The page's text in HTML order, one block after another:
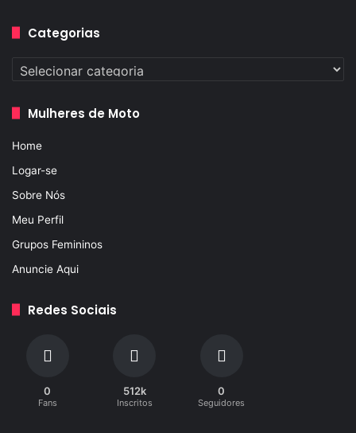
Categorias
Categorias
Mulheres de Moto
Home
Logar-se
Sobre Nós
Meu Perfil
Grupos Femininos
Anuncie Aqui
Redes Sociais
0
Fans
512k
Inscritos
0
Seguidores